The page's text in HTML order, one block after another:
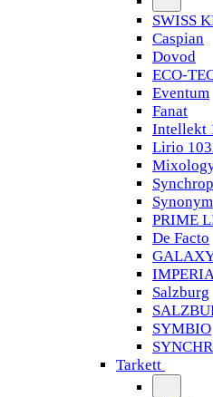
SWISS
Caspian
Dovod
ECO-
Eventum
Fanat
Intellekt
Lirio
Synonym
PRIME
De Facto
Salzburg
SYMBIO
Tarkett